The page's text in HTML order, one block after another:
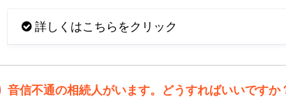
詳しくはこちらをクリック
音信不通の相続人がいます。どうすればいいですか